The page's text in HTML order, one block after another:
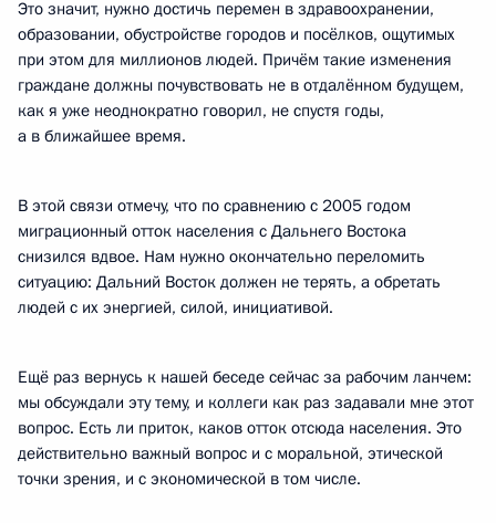
Это значит, нужно достичь перемен в здравоохранении,
образовании, обустройстве городов и посёлков, ощутимых
при этом для миллионов людей. Причём такие изменения
граждане должны почувствовать не в отдалённом будущем,
как я уже неоднократно говорил, не спустя годы,
а в ближайшее время.
В этой связи отмечу, что по сравнению с 2005 годом
миграционный отток населения с Дальнего Востока
снизился вдвое. Нам нужно окончательно переломить
ситуацию: Дальний Восток должен не терять, а обретать
людей с их энергией, силой, инициативой.
Ещё раз вернусь к нашей беседе сейчас за рабочим ланчем:
мы обсуждали эту тему, и коллеги как раз задавали мне этот
вопрос. Есть ли приток, каков отток отсюда населения. Это
действительно важный вопрос и с моральной, этической
точки зрения, и с экономической в том числе.